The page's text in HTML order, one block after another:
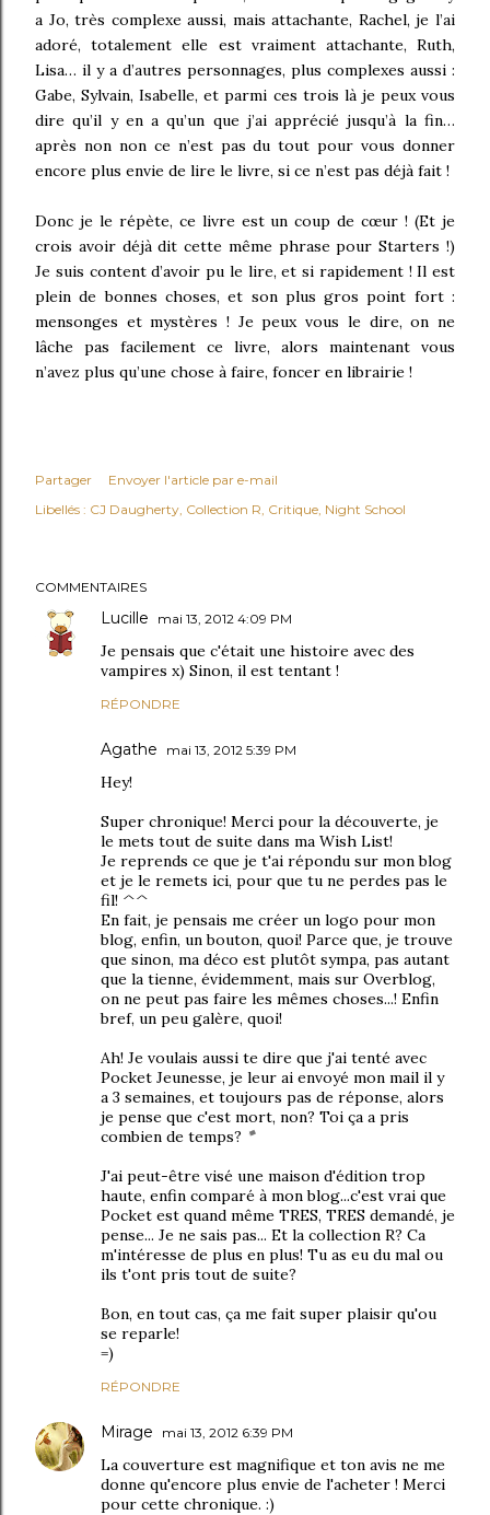
a Jo, très complexe aussi, mais attachante, Rachel, je l’ai
adoré, totalement elle est vraiment attachante, Ruth,
Lisa… il y a d’autres personnages, plus complexes aussi :
Gabe, Sylvain, Isabelle, et parmi ces trois là je peux vous
dire qu’il y en a qu’un que j’ai apprécié jusqu’à la fin…
après non non ce n’est pas du tout pour vous donner
encore plus envie de lire le livre, si ce n’est pas déjà fait !
Donc je le répète, ce livre est un coup de cœur ! (Et je
crois avoir déjà dit cette même phrase pour Starters !)
Je suis content d’avoir pu le lire, et si rapidement ! Il est
plein de bonnes choses, et son plus gros point fort :
mensonges et mystères ! Je peux vous le dire, on ne
lâche pas facilement ce livre, alors maintenant vous
n’avez plus qu’une chose à faire, foncer en librairie !
Partager
Envoyer l'article par e-mail
Libellés : CJ Daugherty Collection R Critique Night School
COMMENTAIRES
Lucille mai 13, 2012 4:09 PM
Je pensais que c'était une histoire avec des
vampires x) Sinon, il est tentant !
RÉPONDRE
Agathe mai 13, 2012 5:39 PM
Hey!
Super chronique! Merci pour la découverte, je
le mets tout de suite dans ma Wish List!
Je reprends ce que je t'ai répondu sur mon blog
et je le remets ici, pour que tu ne perdes pas le
fil! ^^
En fait, je pensais me créer un logo pour mon
blog, enfin, un bouton, quoi! Parce que, je trouve
que sinon, ma déco est plutôt sympa, pas autant
que la tienne, évidemment, mais sur Overblog,
on ne peut pas faire les mêmes choses...! Enfin
bref, un peu galère, quoi!
Ah! Je voulais aussi te dire que j'ai tenté avec
Pocket Jeunesse, je leur ai envoyé mon mail il y
a 3 semaines, et toujours pas de réponse, alors
je pense que c'est mort, non? Toi ça a pris
combien de temps?
J'ai peut-être visé une maison d'édition trop
haute, enfin comparé à mon blog...c'est vrai que
Pocket est quand même TRES, TRES demandé, je
pense... Je ne sais pas... Et la collection R? Ca
m'intéresse de plus en plus! Tu as eu du mal ou
ils t'ont pris tout de suite?
Bon, en tout cas, ça me fait super plaisir qu'ou
se reparle!
=)
RÉPONDRE
Mirage mai 13, 2012 6:39 PM
La couverture est magnifique et ton avis ne me
donne qu'encore plus envie de l'acheter ! Merci
pour cette chronique. :)